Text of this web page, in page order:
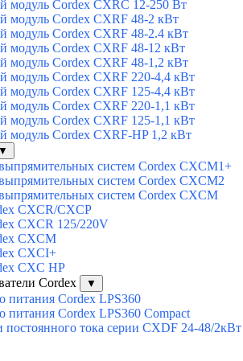
модуль Cordex CXRС 12-250 Вт
модуль Cordex CXRF 48-2 кВт
модуль Cordex CXRF 48-2.4 кВт
модуль Cordex CXRF 48-12 кВт
модуль Cordex CXRF 48-1,2 кВт
модуль Cordex CXRF 220-4,4 кВт
модуль Cordex CXRF 125-4,4 кВт
модуль Cordex CXRF 220-1,1 кВт
модуль Cordex CXRF 125-1,1 кВт
модуль Cordex CXRF-HP 1,2 кВт
▼
систем Cordex CXCM1+
систем Cordex CXCM2
систем Cordex CXCM
CXCR/CXCP
CXCR 125/220V
CXCM
CXCI+
CXC HP
Cordex
▼
питания Cordex LPS360
питания Cordex LPS360 Compact
постоянного тока серии CXDF 24-48/2кВт